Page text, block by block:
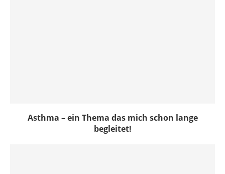
Asthma – ein Thema das mich schon lange
begleitet!